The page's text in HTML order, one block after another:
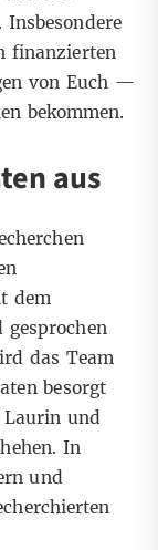
finanzierten
von Euch —
bekommen.
aus
dem
gesprochen
das Team
besorgt
Laurin und
In
und